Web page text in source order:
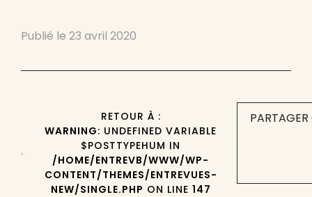
Publié le 23 avril 2020
RETOUR À :
WARNING: UNDEFINED VARIABLE
$POSTTYPEHUM IN
/HOME/ENTREVB/WWW/WP-
CONTENT/THEMES/ENTREVUES-
NEW/SINGLE.PHP ON LINE 147